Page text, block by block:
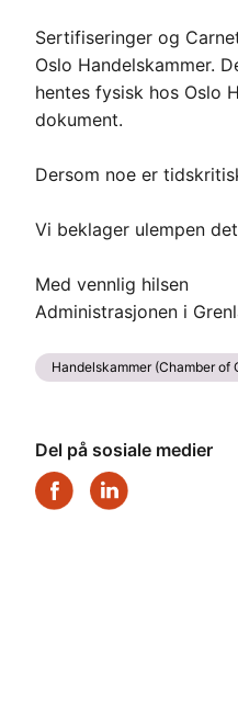
Sertifiseringer og
Oslo Handelskammer.
hentes fysisk hos Oslo
dokument.
Dersom noe er
Vi beklager ulempen
Med vennlig hilsen
Administrasjonen i
Handelskammer (Chamber of
Del på sosiale medier